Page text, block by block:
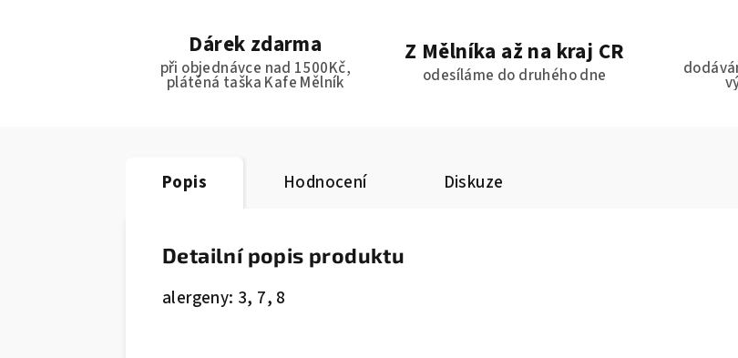
Dárek zdarma
při objednávce nad 1500Kč,
plátěná taška Kafe Mělník
Z Mělníka až na kraj ČR
odesíláme do druhého dne
Popis Hodnocení Diskuze
Detailní popis produktu
alergeny: 3, 7, 8